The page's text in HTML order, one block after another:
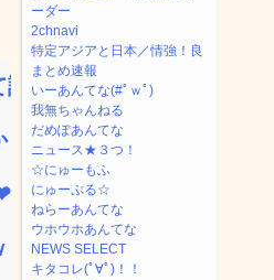
認め...
ら合...
ーダー
2chnavi
特定アジアと日本／情強！良
まとめ速報
いーあんてな(#ﾟｗﾟ)
我無ちゃんねる
だめぽあんてな
ニュース★３つ！
☆にゅーもふ
にゅーぷる☆
ねらーあんてな
ウホウホあんてな
NEWS SELECT
キタコレ(ﾟ∀ﾟ)！！